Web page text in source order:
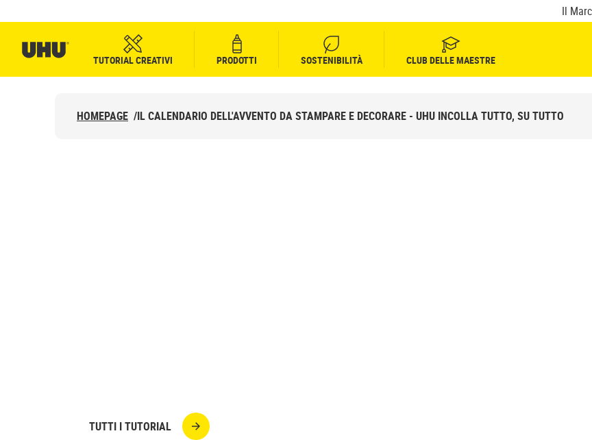
Il
TUTORIAL CREATIVI PRODOTTI SOSTENIBILITÀ CLUB DELLE MAESTRE
HOMEPAGE /IL CALENDARIO DELL'AVVENTO DA STAMPARE E DECORARE - UHU INCOLLA TUTTO, SU TUTTO
TUTTI I TUTORIAL